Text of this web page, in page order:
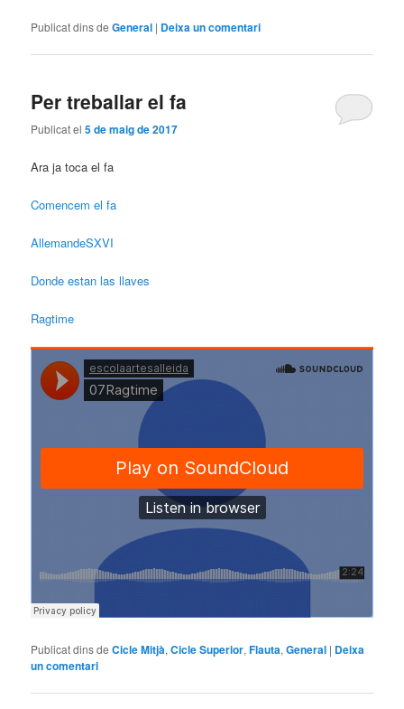
Publicat dins de General | Deixa un comentari
Per treballar el fa
Publicat el5 de maig de 2017
Ara ja toca el fa
Comencem el fa
AllemandeSXVI
Donde estan las llaves
Ragtime
Publicat dins de Cicle Mitjà,Cicle Superior,Flauta,General | Deixa
un comentari